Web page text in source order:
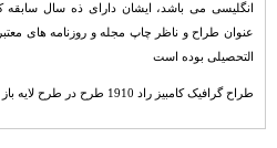
انگلیسی می باشد، ایشان دارای ذه سال
عنوان طراح و ناظر چاپ مجله و روزنامه های
التحصیلی بوده است
طراح گرافیک کامبیز راد 1910 طرح در طرح لایه باز – طرح ۲۰ دارد .